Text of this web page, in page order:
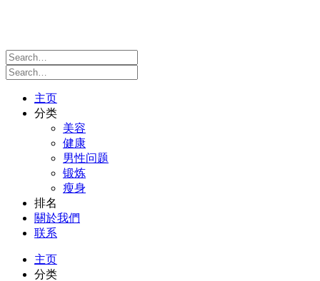
主页
分类
美容
健康
男性问题
锻炼
瘦身
排名
關於我們
联系
主页
分类